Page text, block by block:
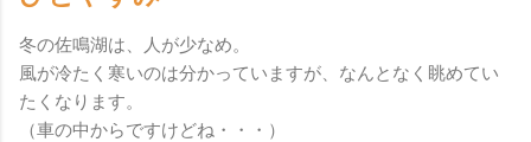
冬の佐鳴湖は、人が少なめ。
風が冷たく寒いのは分かっていますが、なんとなく眺めてい
たくなります。
（車の中からですけどね・・・）